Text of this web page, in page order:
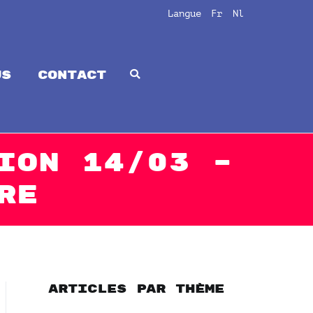
Langue Fr Nl
CONTACT
14/03 –
Articles par thème